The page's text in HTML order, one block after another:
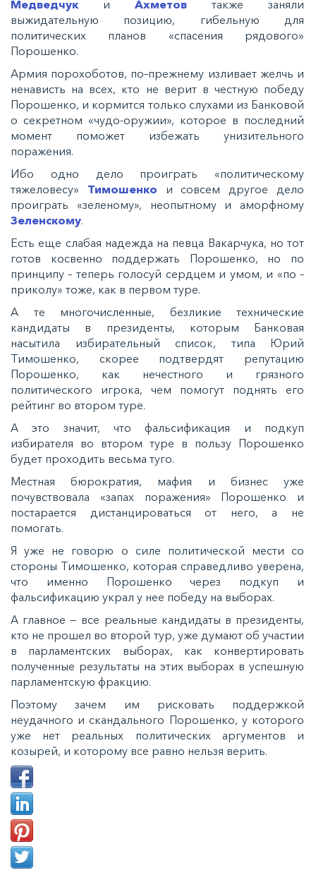
Медведчук и Ахметов также заняли
выжидательную позицию, гибельную для
политических планов «спасения рядового»
Порошенко.
Армия порохоботов, по–прежнему изливает желчь и
ненависть на всех, кто не верит в честную победу
Порошенко, и кормится только слухами из Банковой
о секретном «чудо-оружии», которое в последний
момент поможет избежать унизительного
поражения.
Ибо одно дело проиграть «политическому
тяжеловесу» Тимошенко и совсем другое дело
проиграть «зеленому», неопытному и аморфному
Зеленскому.
Есть еще слабая надежда на певца Вакарчука, но тот
готов косвенно поддержать Порошенко, но по
принципу – теперь голосуй сердцем и умом, и «по –
приколу» тоже, как в первом туре.
А те многочисленные, безликие технические
кандидаты в президенты, которым Банковая
насытила избирательный список, типа Юрий
Тимошенко, скорее подтвердят репутацию
Порошенко, как нечестного и грязного
политического игрока, чем помогут поднять его
рейтинг во втором туре.
А это значит, что фальсификация и подкуп
избирателя во втором туре в пользу Порошенко
будет проходить весьма туго.
Местная бюрократия, мафия и бизнес уже
почувствовала «запах поражения» Порошенко и
постарается дистанцироваться от него, а не
помогать.
Я уже не говорю о силе политической мести со
стороны Тимошенко, которая справедливо уверена,
что именно Порошенко через подкуп и
фальсификацию украл у нее победу на выборах.
А главное — все реальные кандидаты в президенты,
кто не прошел во второй тур, уже думают об участии
в парламентских выборах, как конвертировать
полученные результаты на этих выборах в успешную
парламентскую фракцию.
Поэтому зачем им рисковать поддержкой
неудачного и скандального Порошенко, у которого
уже нет реальных политических аргументов и
козырей, и которому все равно нельзя верить.